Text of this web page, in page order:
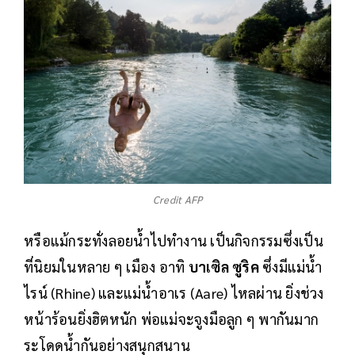
Credit AFP
หรือแม้กระทั่งลอยน้ำไปทำงาน เป็นกิจกรรมซึ่งเป็น
ที่นิยมในหลาย ๆ เมือง อาทิ บาเซิล ซูริคซึ่งมีแม่น้ำ
ไรน์ (Rhine) และแม่น้ำอาเร (Aare) ไหลผ่าน ยิ่งช่วง
หน้าร้อนยิ่งฮิตหนัก พ่อแม่จะจูงมือลูก ๆ พากันมาก
ระโดดน้ำกันอย่างสนุกสนาน